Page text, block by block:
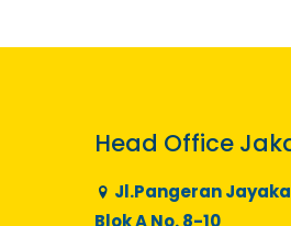
Head Office
Jl.Pangeran
Blok A No. 8-10